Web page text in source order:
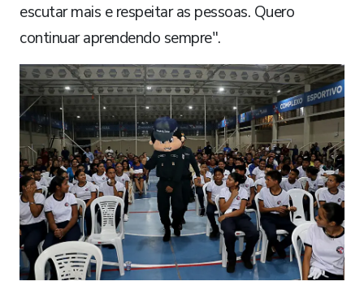
escutar mais e respeitar as pessoas. Quero
continuar aprendendo sempre".